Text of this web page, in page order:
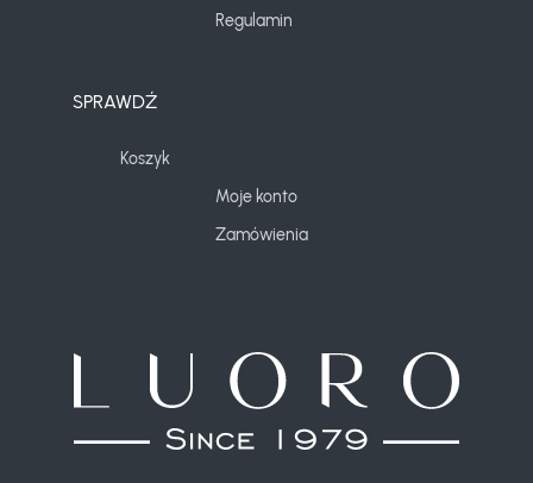
Regulamin
SPRAWDŹ
Koszyk
Moje konto
Zamówienia